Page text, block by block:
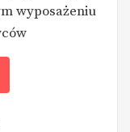
wyposażeniu